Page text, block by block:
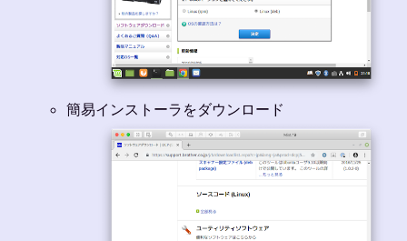
簡易インストーラをダウンロード